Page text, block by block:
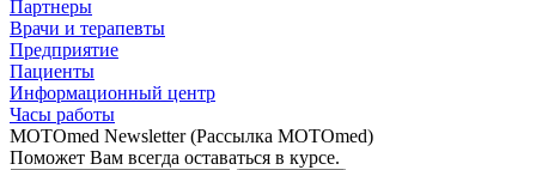
Партнеры
Врачи и терапевты
Предприятие
Пациенты
Информационный центр
Часы работы
MOTOmed Newsletter (Рассылка MOTOmed)
Поможет Вам всегда оставаться в курсе.